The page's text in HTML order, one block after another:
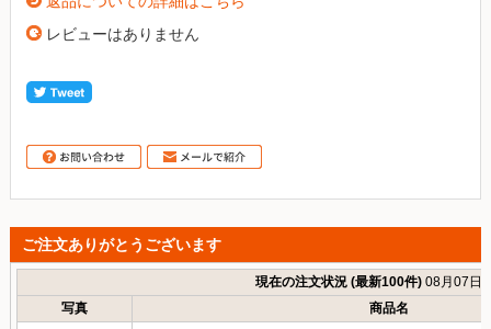
レビューはありません
ご注文ありがとうございます